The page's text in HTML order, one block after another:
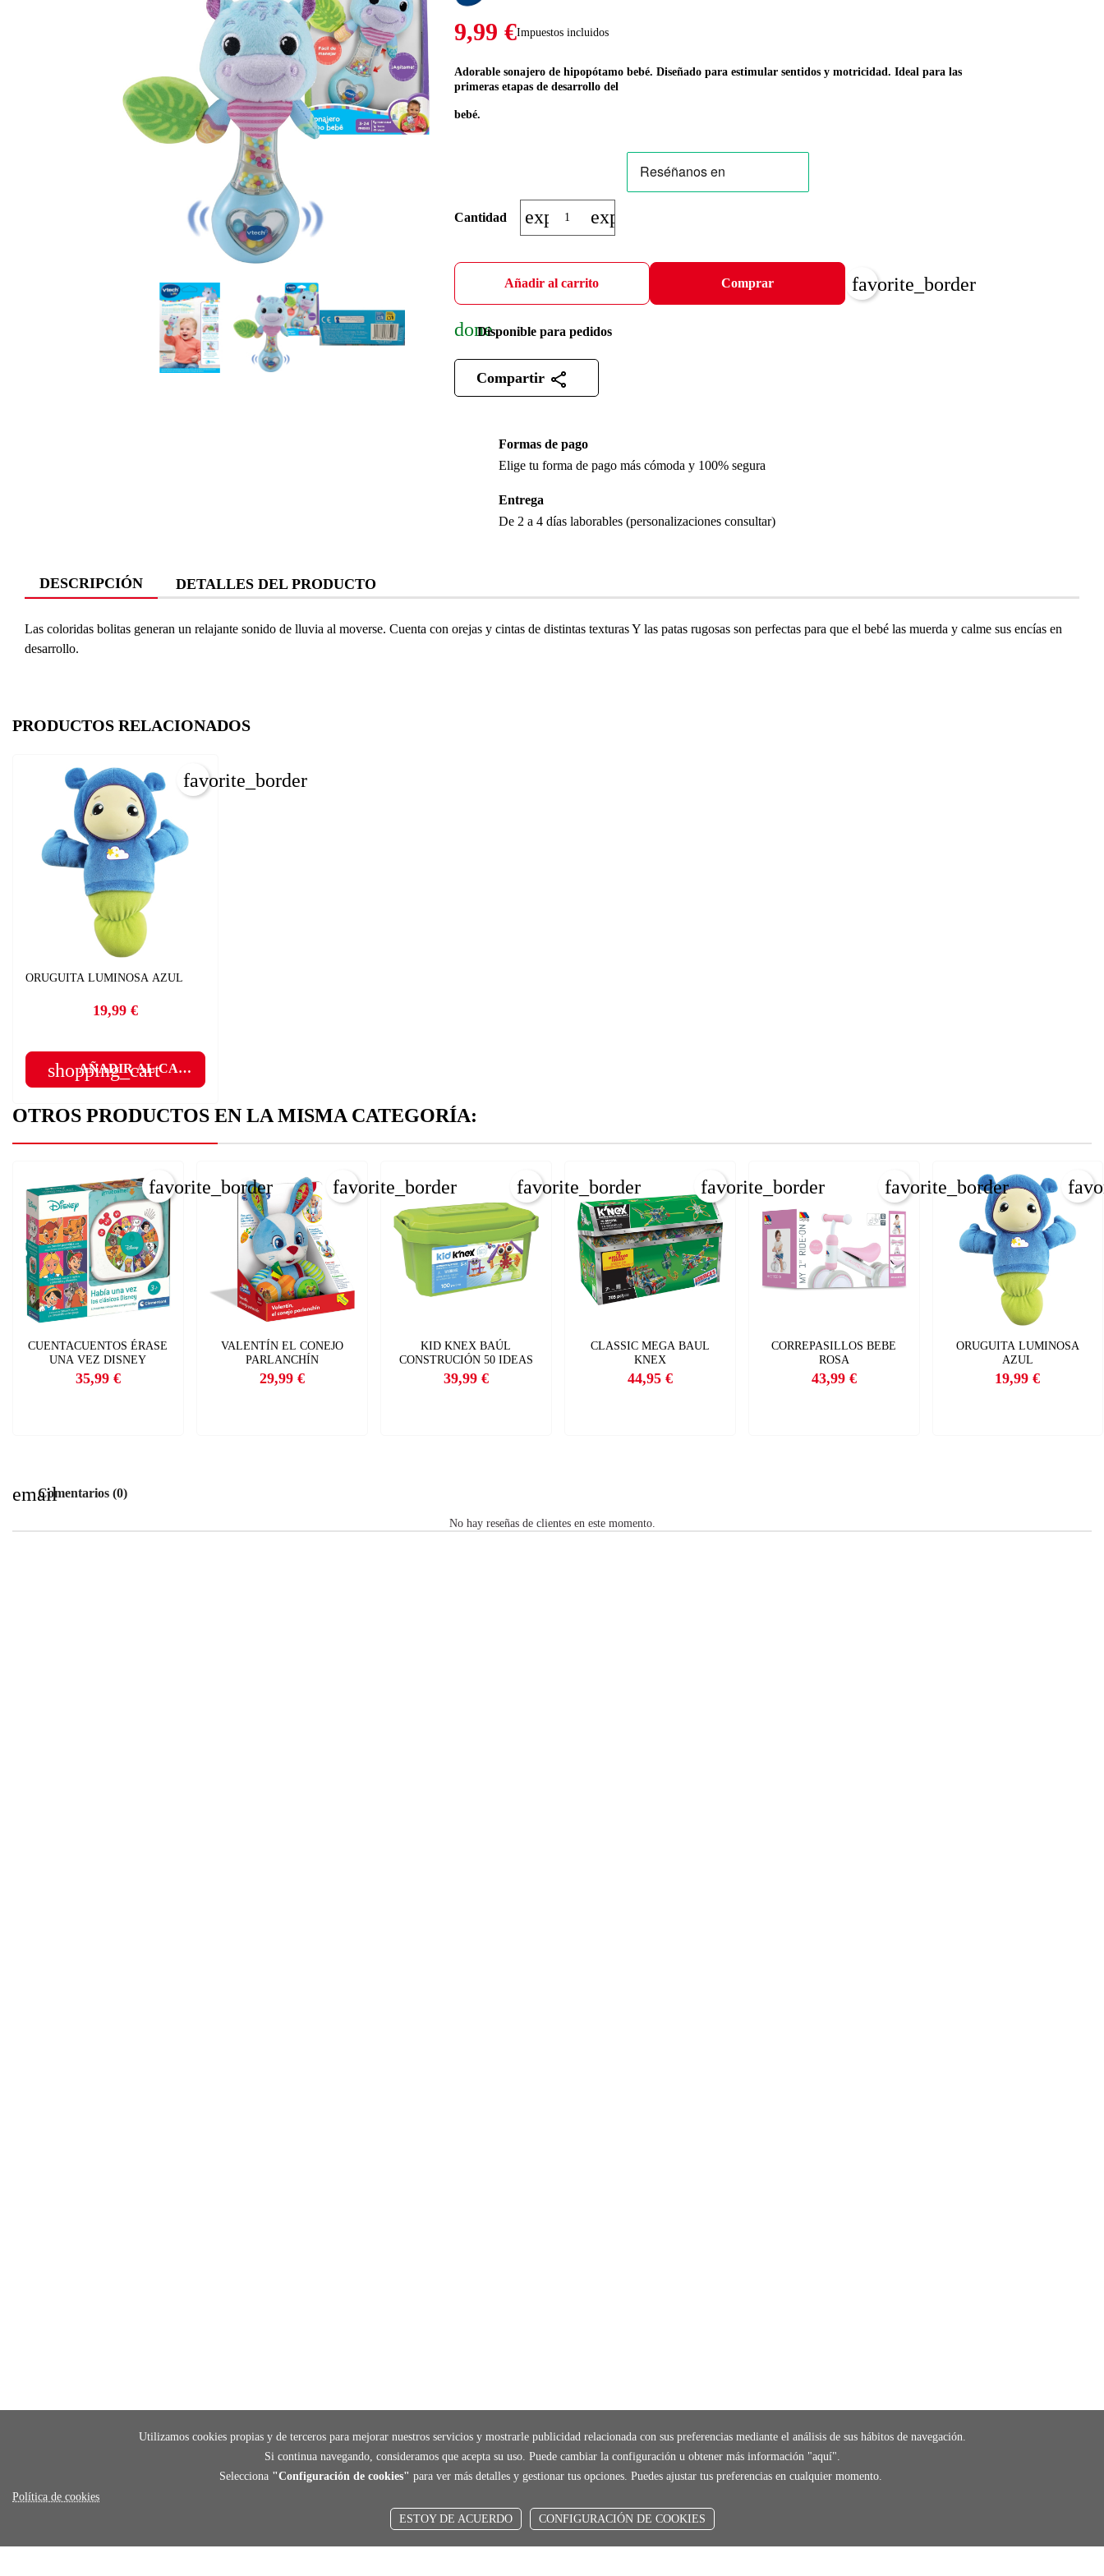
Utilizamos cookies propias y de terceros para mejorar nuestros servicios y mostrarle publicidad relacionada con sus preferencias mediante el análisis de sus hábitos de navegación.
Si continua navegando, consideramos que acepta su uso. Puede cambiar la configuración u obtener más información "aquí".
Selecciona "Configuración de cookies" para ver más detalles y gestionar tus opciones. Puedes ajustar tus preferencias en cualquier momento.
Política de cookies
ESTOY DE ACUERDO
CONFIGURACIÓN DE COOKIES
9,99 €Impuestos incluidos
Adorable sonajero de hipopótamo bebé. Diseñado para estimular sentidos y motricidad. Ideal para las
primeras etapas de desarrollo del
bebé.
Cantidad expand_moreexpand_less
Añadir al carrito Comprar favorite_border
doneDisponible para pedidos
Compartir
Formas de pago
Elige tu forma de pago más cómoda y 100% segura
Entrega
De 2 a 4 días laborables (personalizaciones consultar)
DESCRIPCIÓN DETALLES DEL PRODUCTO
Las coloridas bolitas generan un relajante sonido de lluvia al moverse. Cuenta con orejas y cintas de distintas texturas Y las patas rugosas son perfectas para que el bebé las muerda y calme sus encías en
desarrollo.
PRODUCTOS RELACIONADOS
ORUGUITA LUMINOSA AZUL
Precio
19,99 €
shopping_cart
AÑADIR AL CARRITO
favorite_border
OTROS PRODUCTOS EN LA MISMA CATEGORÍA:
CUENTACUENTOS ÉRASE
UNA VEZ DISNEY
Precio
35,99 €
favorite_border
VALENTÍN EL CONEJO
PARLANCHÍN
Precio
29,99 €
favorite_border
KID KNEX BAÚL
CONSTRUCIÓN 50 IDEAS
Precio
39,99 €
favorite_border
CLASSIC MEGA BAUL
KNEX
Precio
44,95 €
favorite_border
CORREPASILLOS BEBE
ROSA
Precio
43,99 €
favorite_border
ORUGUITA LUMINOSA
AZUL
Precio
19,99 €
emailComentarios (0)
No hay reseñas de clientes en este momento.